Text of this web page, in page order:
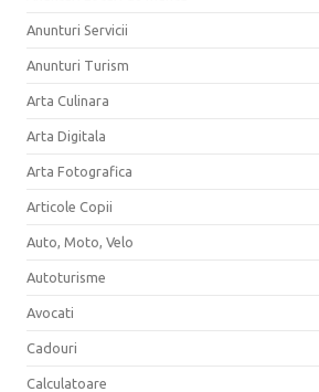
Anunturi Servicii
Anunturi Turism
Arta Culinara
Arta Digitala
Arta Fotografica
Articole Copii
Auto, Moto, Velo
Autoturisme
Avocati
Cadouri
Calculatoare